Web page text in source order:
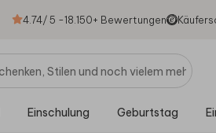
4.74/ 5 -18.150+ Bewertungen
Einschulung Geburtstag